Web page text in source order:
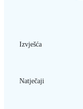
Izvješća
Natječaji